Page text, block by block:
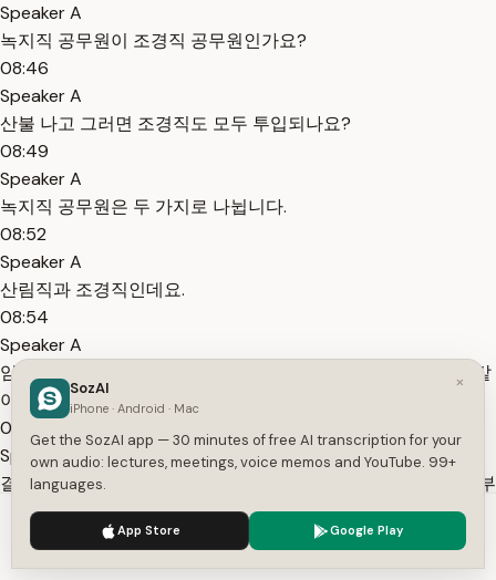
Speaker A
녹지직 공무원이 조경직 공무원인가요?
08:46
Speaker A
산불 나고 그러면 조경직도 모두 투입되나요?
08:49
Speaker A
녹지직 공무원은 두 가지로 나뉩니다.
08:52
Speaker A
산림직과 조경직인데요.
08:54
Speaker A
임학과와 조경학과에 따라 나뉘어진다고 생각하시면 쉬울 것 같
아요.
08:58
Speaker A
결론적으로 조경직이 산불 업무에 투입되든가 하는 것은 속한 부
서에 따라 다릅니다.
09:03
Speaker A
We use cookies to enhance your experience.
×
SozAI
iPhone · Android · Mac
Get the SozAI app — 30 minutes of free AI transcription for your
own audio: lectures, meetings, voice memos and YouTube. 99+
languages.
App Store Google Play